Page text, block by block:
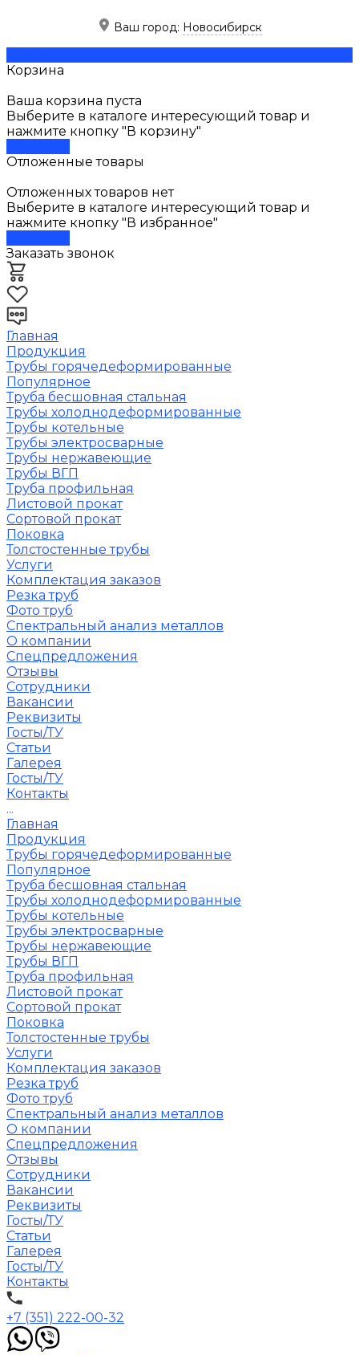
Ваш город: Новосибирск
Корзина
Ваша корзина пуста
Выберите в каталоге интересующий товар и
нажмите кнопку "В корзину"
Отложенные товары
Отложенных товаров нет
Выберите в каталоге интересующий товар и
нажмите кнопку "В избранное"
Заказать звонок
Главная
Продукция
Трубы горячедеформированные
Популярное
Труба бесшовная стальная
Трубы холоднодеформированные
Трубы котельные
Трубы электросварные
Трубы нержавеющие
Трубы ВГП
Труба профильная
Листовой прокат
Сортовой прокат
Поковка
Толстостенные трубы
Услуги
Комплектация заказов
Резка труб
Фото труб
Спектральный анализ металлов
О компании
Спецпредложения
Отзывы
Сотрудники
Вакансии
Реквизиты
Госты/ТУ
Статьи
Галерея
Госты/ТУ
Контакты
...
Главная
Продукция
Трубы горячедеформированные
Популярное
Труба бесшовная стальная
Трубы холоднодеформированные
Трубы котельные
Трубы электросварные
Трубы нержавеющие
Трубы ВГП
Труба профильная
Листовой прокат
Сортовой прокат
Поковка
Толстостенные трубы
Услуги
Комплектация заказов
Резка труб
Фото труб
Спектральный анализ металлов
О компании
Спецпредложения
Отзывы
Сотрудники
Вакансии
Реквизиты
Госты/ТУ
Статьи
Галерея
Госты/ТУ
Контакты
+7 (351) 222-00-32